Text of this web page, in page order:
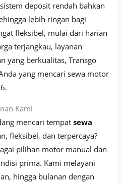
deposit rendah bahkan
lebih ringan bagi
fleksibel, mulai dari harian
terjangkau, layanan
yang berkualitas, Transgo
yang mencari sewa motor
Kami
mencari tempatsewa
fleksibel, dan terpercaya?
pilihan motor manual dan
prima. Kami melayani
hingga bulanan dengan